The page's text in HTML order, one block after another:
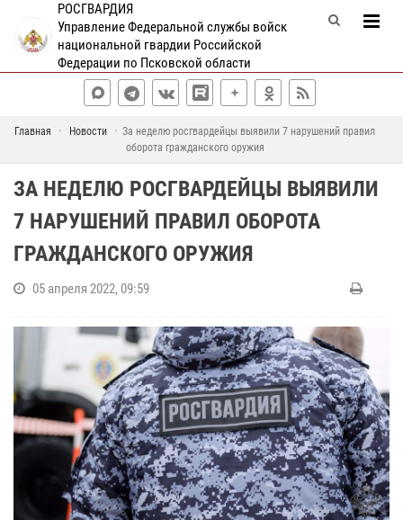
РОСГВАРДИЯ
Управление Федеральной службы войск
национальной гвардии Российской
Федерации по Псковской области
Главная Новости
За неделю росгвардейцы выявили 7 нарушений правил
оборота гражданского оружия
ЗА НЕДЕЛЮ РОСГВАРДЕЙЦЫ ВЫЯВИЛИ
7 НАРУШЕНИЙ ПРАВИЛ ОБОРОТА
ГРАЖДАНСКОГО ОРУЖИЯ
05 апреля 2022, 09:59